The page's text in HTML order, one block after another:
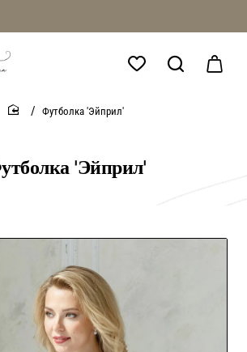
'Эйприл'
Футболка 'Эйприл'